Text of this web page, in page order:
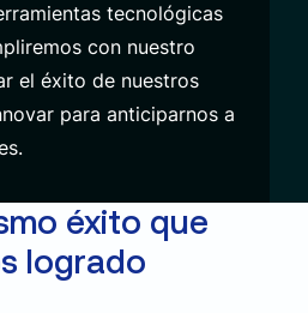
tecnológicas
con nuestro
el éxito de nuestros
para anticiparnos a
éxito que
logrado